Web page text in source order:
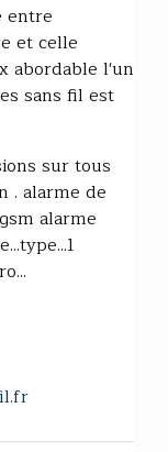
entre
et celle
abordable l'un
sans fil est
sur tous
. alarme de
alarme